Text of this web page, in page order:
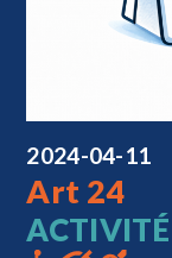
2024-04-11
Art 24